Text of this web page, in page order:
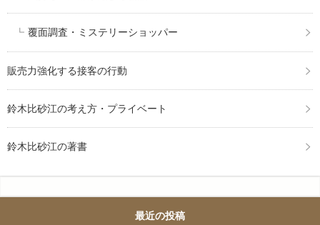
覆面調査・ミステリーショッパー
販売力強化する接客の行動
鈴木比砂江の考え方・プライベート
鈴木比砂江の著書
最近の投稿